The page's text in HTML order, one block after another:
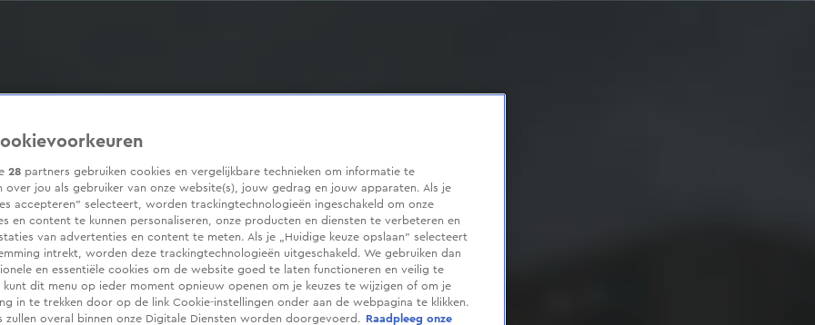
28 partners gebruiken cookies en vergelijkbare technieken om informatie te
over jou als gebruiker van onze website(s), jouw gedrag en jouw apparaten. Als je
accepteren” selecteert, worden trackingtechnologieën ingeschakeld om onze
en content te kunnen personaliseren, onze producten en diensten te verbeteren en
van advertenties en content te meten. Als je „Huidige keuze opslaan” selecteert
intrekt, worden deze trackingtechnologieën uitgeschakeld. We gebruiken dan
en essentiële cookies om de website goed te laten functioneren en veilig te
kunt dit menu op ieder moment opnieuw openen om je keuzes te wijzigen of om je
in te trekken door op de link Cookie-instellingen onder aan de webpagina te klikken.
zullen overal binnen onze Digitale Diensten worden doorgevoerd.
Raadpleeg onze